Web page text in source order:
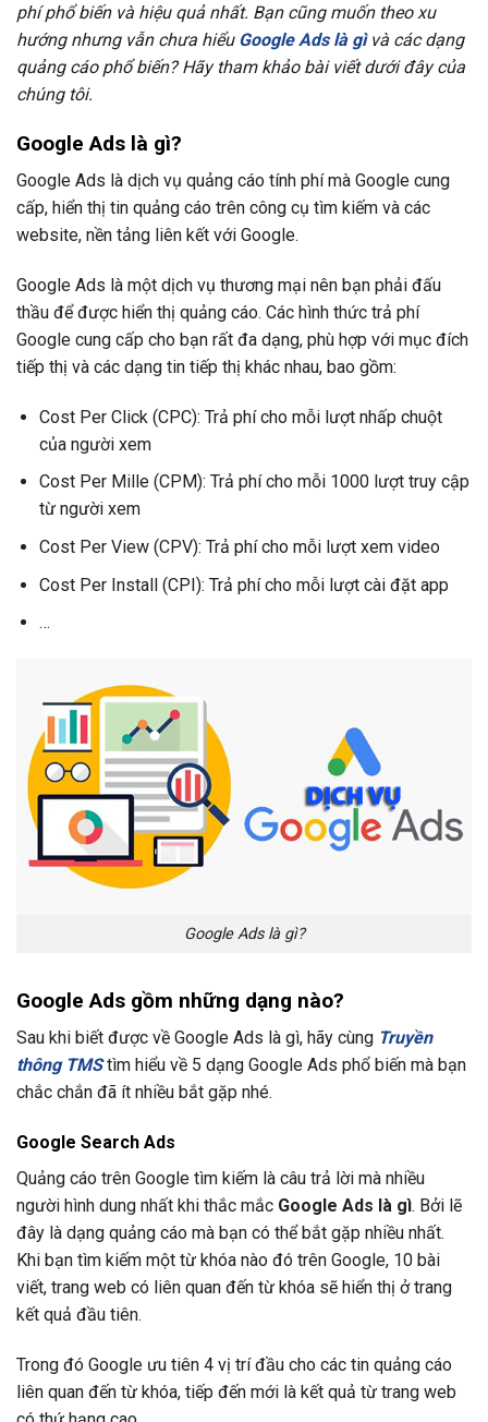
phí phổ biến và hiệu quả nhất. Bạn cũng muốn theo xu
hướng nhưng vẫn chưa hiểu Google Ads là gìvà các dạng
quảng cáo phổ biến? Hãy tham khảo bài viết dưới đây của
chúng tôi.
Google Ads là gì?
Google Ads là dịch vụ quảng cáo tính phí mà Google cung
cấp, hiển thị tin quảng cáo trên công cụ tìm kiếm và các
website, nền tảng liên kết với Google.
Google Ads là một dịch vụ thương mại nên bạn phải đấu
thầu để được hiển thị quảng cáo. Các hình thức trả phí
Google cung cấp cho bạn rất đa dạng, phù hợp với mục đích
tiếp thị và các dạng tin tiếp thị khác nhau, bao gồm:
Cost Per Click (CPC): Trả phí cho mỗi lượt nhấp chuột
của người xem
Cost Per Mille (CPM): Trả phí cho mỗi 1000 lượt truy cập
từ người xem
Cost Per View (CPV): Trả phí cho mỗi lượt xem video
Cost Per Install (CPI): Trả phí cho mỗi lượt cài đặt app
…
Google Ads là gì?
Google Ads gồm những dạng nào?
Sau khi biết được về Google Ads là gì, hãy cùng Truyền
thông TMS tìm hiểu về 5 dạng Google Ads phổ biến mà bạn
chắc chắn đã ít nhiều bắt gặp nhé.
Google Search Ads
Quảng cáo trên Google tìm kiếm là câu trả lời mà nhiều
người hình dung nhất khi thắc mắc Google Ads là gì. Bởi lẽ
đây là dạng quảng cáo mà bạn có thể bắt gặp nhiều nhất.
Khi bạn tìm kiếm một từ khóa nào đó trên Google, 10 bài
viết, trang web có liên quan đến từ khóa sẽ hiển thị ở trang
kết quả đầu tiên.
Trong đó Google ưu tiên 4 vị trí đầu cho các tin quảng cáo
liên quan đến từ khóa, tiếp đến mới là kết quả từ trang web